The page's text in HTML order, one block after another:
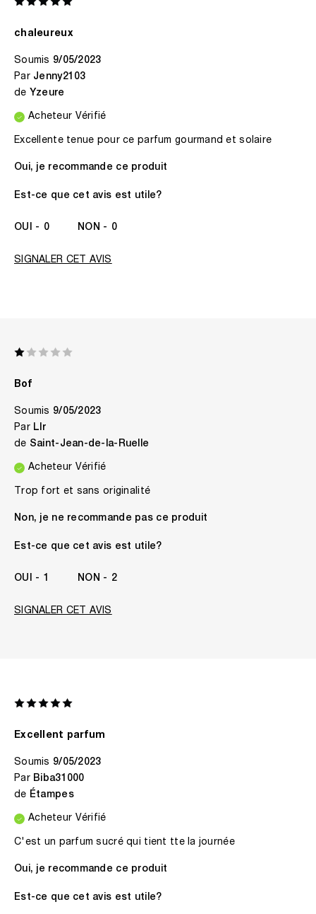
chaleureux
Soumis 9/05/2023
Par Jenny2103
de Yzeure
Acheteur Vérifié
Excellente tenue pour ce parfum gourmand et solaire
Oui, je recommande ce produit
Est-ce que cet avis est utile?
0 0
SIGNALER CET AVIS
Bof
Soumis 9/05/2023
Par Llr
de Saint-Jean-de-la-Ruelle
Acheteur Vérifié
Trop fort et sans originalité
Non, je ne recommande pas ce produit
Est-ce que cet avis est utile?
1 2
SIGNALER CET AVIS
Excellent parfum
Soumis 9/05/2023
Par Biba31000
de Étampes
Acheteur Vérifié
C'est un parfum sucré qui tient tte la journée
Oui, je recommande ce produit
Est-ce que cet avis est utile?